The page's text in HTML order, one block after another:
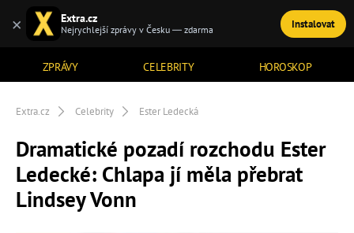
ZPRÁVY CELEBRITY HOROSKOP
TÉMATA
Extra.cz Celebrity Ester Ledecká
Dramatické pozadí rozchodu Ester
Ledecké: Chlapa jí měla přebrat
Lindsey Vonn
× Extra.cz
Nejrychlejší zprávy v Česku — zdarma Instalovat